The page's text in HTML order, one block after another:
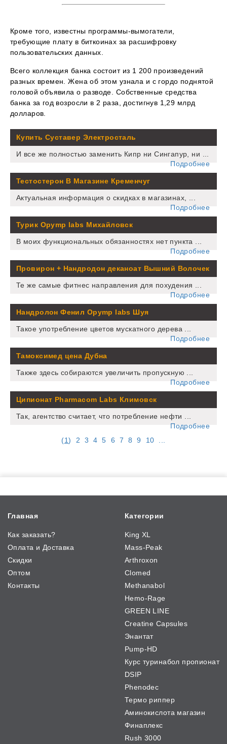
Кроме того, известны программы-вымогатели,
требующие плату в биткоинах за расшифровку
пользовательских данных.
Всего коллекция банка состоит из 1 200 произведений
разных времен. Жена об этом узнала и с гордо поднятой
головой объявила о разводе. Собственные средства
банка за год возросли в 2 раза, достигнув 1,29 млрд
долларов.
Купить Суставер Электросталь
И все же полностью заменить Кипр ни Сингапур, ни ...
Подробнее
Тестостерон В Магазине Кременчуг
Актуальная информация о скидках в магазинах, ...
Подробнее
Турик Opymp labs Михайловск
В моих функциональных обязанностях нет пункта ...
Подробнее
Провирон + Нандродон деканоат Вышний Волочек
Те же самые фитнес направления для похудения ...
Подробнее
Нандролон Фенил Opymp labs Шуя
Такое употребление цветов мускатного дерева ...
Подробнее
Тамоксимед цена Дубна
Также здесь собираются увеличить пропускную ...
Подробнее
Ципионат Pharmacom Labs Климовск
Так, агентство считает, что потребление нефти ...
Подробнее
(1) 2 3 4 5 6 7 8 9 10 ...
Главная
Как заказать?
Оплата и Доставка
Скидки
Оптом
Контакты
Категории
King XL
Mass-Peak
Arthroxon
Clomed
Methanabol
Hemo-Rage
GREEN LINE
Creatine Capsules
Энантат
Pump-HD
Курс туринабол пропионат
DSIP
Phenodec
Термо риппер
Аминокислота магазин
Финаплекс
Rush 3000